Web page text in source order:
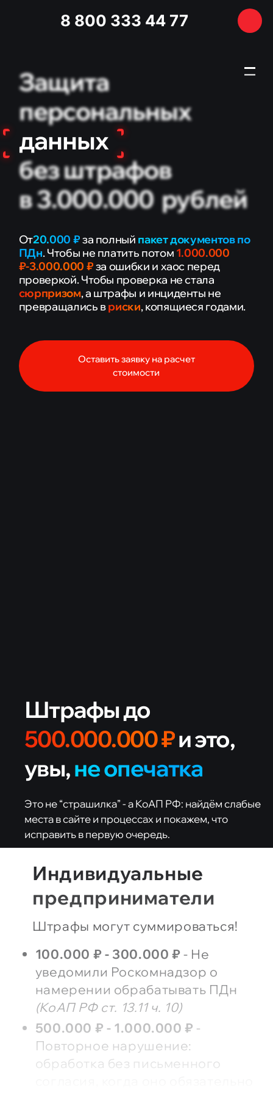
8 800 333 44 77
ГЛАВНАЯ
УСЛУГИ
Полиграф
Аудит безопасности бизнеса
Медицинский юрист
Адвокат по уголовным делам
ЗАЩИТА ПЕРСОНАЛЬНЫХ ДАННЫХ
(152-ФЗ)
ПДн в салонах красоты
ЦЕНЫ
СТАТЬИ
КОНТАКТЫ
8 800 333 44 77
Защита
персональных
данных
без штрафов
в 3.000.000 рублей
От20.000 ₽за полный пакет документов по
ПДн.Чтобы не платить потом 1.000.000
₽-3.000.000 ₽за ошибки и хаос перед
проверкой. Чтобы проверка не стала
сюрпризом, а штрафы и инциденты не
превращались вриски, копящиеся годами.
Оставить заявку на расчет
стоимости
Штрафы до
500.000.000 ₽и это,
увы,не опечатка
Это не “страшилка” - а КоАП РФ: найдём слабые
места в сайте и процессах и покажем, что
исправить в первую очередь.
Индивидуальные
предприниматели
Штрафы могут суммироваться!
100.000 ₽ - 300.000 ₽- Не
уведомили Роскомнадзор о
намерении обрабатывать ПДн
(КоАП РФ ст. 13.11 ч. 10)
500.000 ₽ - 1.000.000 ₽ -
Повторное нарушение:
обработка без письменного